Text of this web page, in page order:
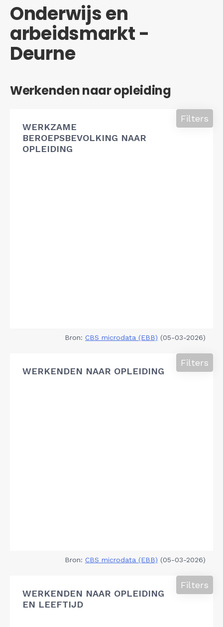
Onderwijs en
arbeidsmarkt -
Deurne
Werkenden naar opleiding
WERKZAME
BEROEPSBEVOLKING NAAR
OPLEIDING
Filters
Bron: CBS microdata (EBB) (05-03-2026)
WERKENDEN NAAR OPLEIDING
Filters
Bron: CBS microdata (EBB) (05-03-2026)
WERKENDEN NAAR OPLEIDING
EN LEEFTIJD
Filters